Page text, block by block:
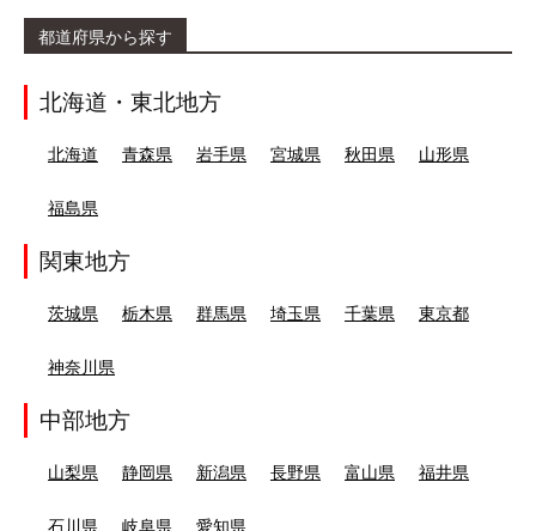
都道府県から探す
北海道・東北地方
北海道 青森県 岩手県 宮城県 秋田県 山形県
福島県
関東地方
茨城県 栃木県 群馬県 埼玉県 千葉県 東京都
神奈川県
中部地方
山梨県 静岡県 新潟県 長野県 富山県 福井県
石川県 岐阜県 愛知県